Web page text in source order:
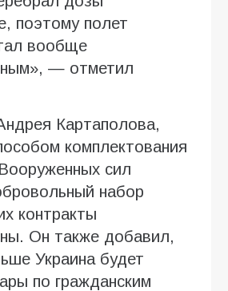
поэтому полет
вообще
— отметил
Картаполова,
комплектования
сил
набор
контракты
Он также добавил,
Украина будет
по гражданским